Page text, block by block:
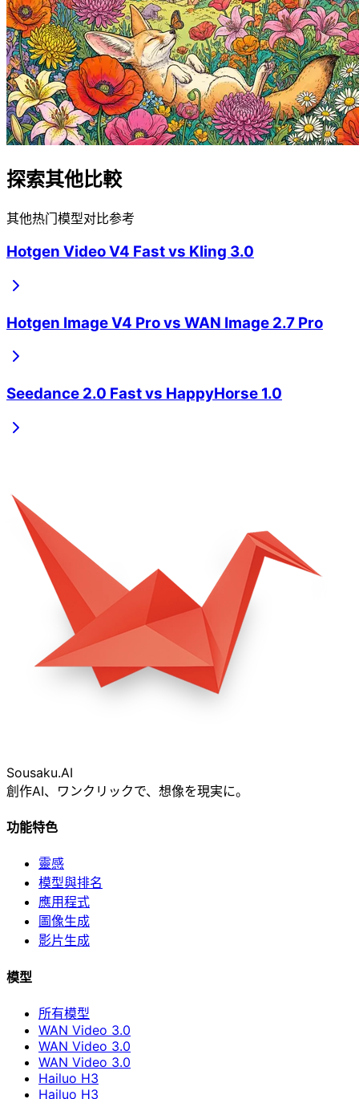
探索其他比較
其他热门模型对比参考
Hotgen Video V4 Fastvs Kling 3.0
Hotgen Image V4 Provs WAN Image 2.7 Pro
Seedance 2.0 Fastvs HappyHorse 1.0
Sousaku.AI
創作AI、ワンクリックで、想像を現実に。
功能特色
靈感
模型與排名
應用程式
圖像生成
影片生成
模型
所有模型
WAN Video 3.0
WAN Video 3.0
WAN Video 3.0
Hailuo H3
Hailuo H3